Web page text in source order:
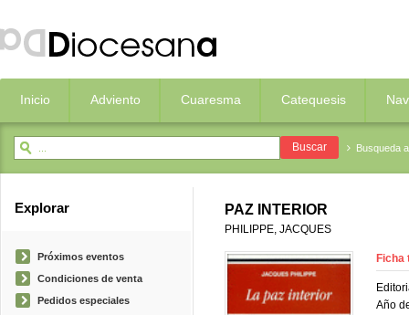
Inicio Adviento Cuaresma Catequesis
Busqueda
Explorar
Próximos eventos
Condiciones de venta
Pedidos especiales
PAZ INTERIOR
PHILIPPE, JACQUES
Ficha
Año